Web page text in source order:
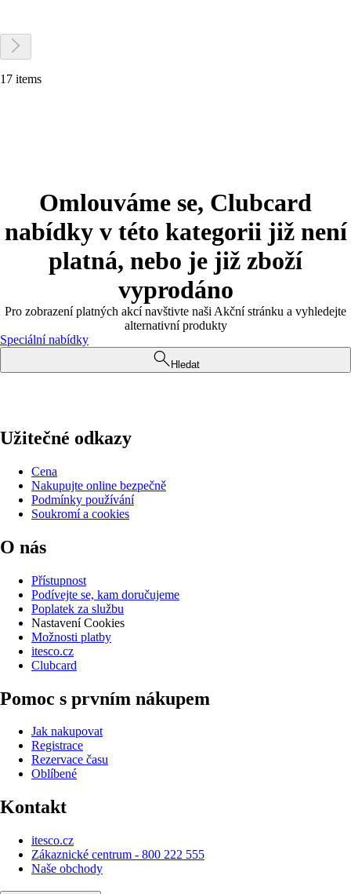
17 items
Omlouváme se, Clubcard
nabídky v této kategorii již není
platná, nebo je již zboží
vyprodáno
Pro zobrazení platných akcí navštivte naši Akční stránku a vyhledejte
alternativní produkty
Speciální nabídky
Hledat
Užitečné odkazy
Cena
Nakupujte online bezpečně
Podmínky používání
Soukromí a cookies
O nás
Přístupnost
Podívejte se, kam doručujeme
Poplatek za službu
Nastavení Cookies
Možnosti platby
itesco.cz
Clubcard
Pomoc s prvním nákupem
Jak nakupovat
Registrace
Rezervace času
Oblíbené
Kontakt
itesco.cz
Zákaznické centrum - 800 222 555
Naše obchody